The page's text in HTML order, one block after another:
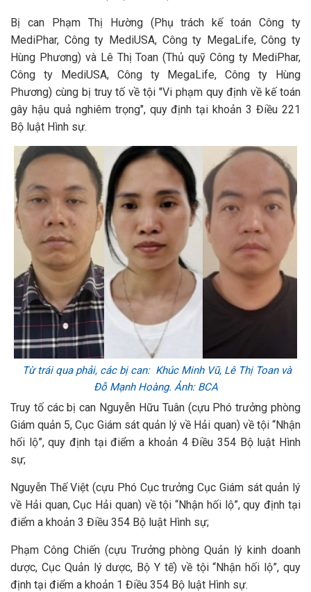
Bị can Phạm Thị Hường (Phụ trách kế toán Công ty
MediPhar, Công ty MediUSA, Công ty MegaLife, Công ty
Hùng Phương) và Lê Thị Toan (Thủ quỹ Công ty MediPhar,
Công ty MediUSA, Công ty MegaLife, Công ty Hùng
Phương) cùng bị truy tố về tội "Vi phạm quy định về kế toán
gây hậu quả nghiêm trọng", quy định tại khoản 3 Điều 221
Bộ luật Hình sự.
Từ trái qua phải, các bị can: Khúc Minh Vũ, Lê Thị Toan và
Đỗ Mạnh Hoàng. Ảnh: BCA
Truy tố các bị can Nguyễn Hữu Tuân (cựu Phó trưởng phòng
Giám quản 5, Cục Giám sát quản lý về Hải quan) về tội “Nhận
hối lộ”, quy định tại điểm a khoản 4 Điều 354 Bộ luật Hình
sự;
Nguyễn Thế Việt (cựu Phó Cục trưởng Cục Giám sát quản lý
về Hải quan, Cục Hải quan) về tội “Nhận hối lộ”, quy định tại
điểm a khoản 3 Điều 354 Bộ luật Hình sự;
Phạm Công Chiến (cựu Trưởng phòng Quản lý kinh doanh
dược, Cục Quản lý dược, Bộ Y tế) về tội “Nhận hối lộ”, quy
định tại điểm a khoản 1 Điều 354 Bộ luật Hình sự.